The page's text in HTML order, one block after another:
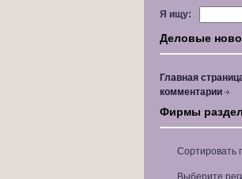
Я ищу:
Деловые
Главная
комментарии
Фирмы
Сортировать
Выберите